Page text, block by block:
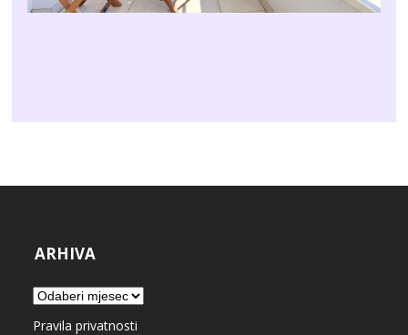
ARHIVA
Arhiva
Pravila privatnosti